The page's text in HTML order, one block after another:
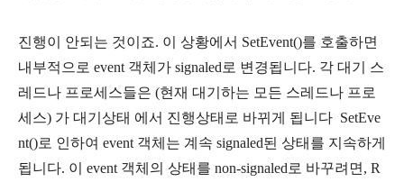
진행이 안되는 것이죠. 이 상황에서 SetEvent()를 호출하면
내부적으로 event 객체가 signaled로 변경됩니다. 각 대기 스
레드나 프로세스들은 (현재 대기하는 모든 스레드나 프로
세스) 가 대기상태 에서 진행상태로 바뀌게 됩니다 SetEve
nt()로 인하여 event 객체는 계속 signaled된 상태를 지속하게
됩니다. 이 event 객체의 상태를 non-signaled로 바꾸려면, R